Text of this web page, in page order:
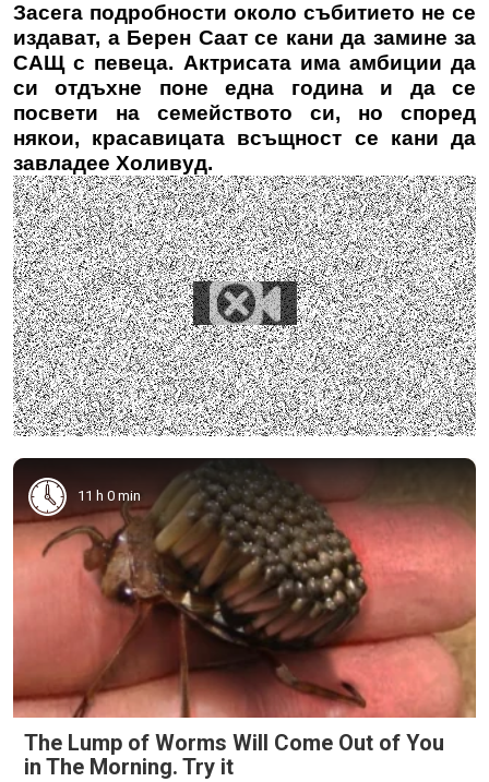
Засега подробности около събитието не се
издават, а Берен Саатсе кани да замине за
САЩ с певеца. Актрисата има амбиции да
си отдъхне поне една година и да се
посвети на семейството си, но според
някои, красавицата всъщност се кани да
завладее Холивуд.
11 h 0 min
The Lump of Worms Will Come Out of You
in The Morning. Try it